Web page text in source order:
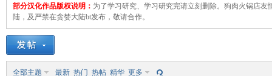
部分汉化作品版权说明： 为了学习研究、学习研究完请立刻删除。狗肉火锅店友
陆，及严禁在贪婪大陆bt发布，敬请合作。
全部主题 最新 热门 热帖 精华 更多